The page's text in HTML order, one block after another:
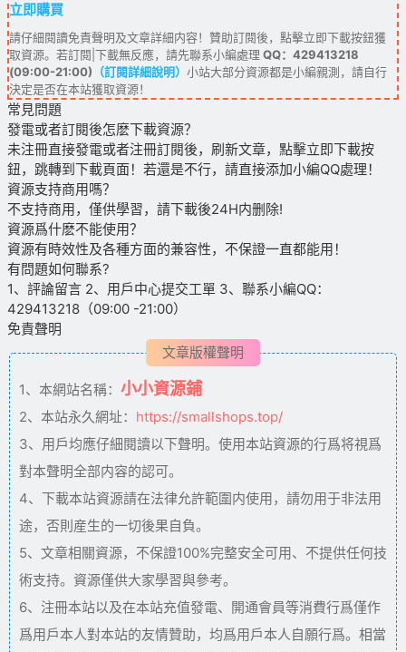
立即購買
請仔細閱讀免責聲明及文章詳細内容！贊助訂閱後，點擊立即下載按鈕獲
取資源。若訂閱|下載無反應，請先聯系小編處理 QQ：429413218
(09:00-21:00) （訂閱詳細說明） 小站大部分資源都是小編親測，請自行
決定是否在本站獲取資源！
常見問題
發電或者訂閱後怎麽下載資源？
未注冊直接發電或者注冊訂閱後，刷新文章，點擊立即下載按
鈕，跳轉到下載頁面！若還是不行，請直接添加小編QQ處理！
資源支持商用嗎？
不支持商用，僅供學習，請下載後24H内删除!
資源爲什麽不能使用？
資源有時效性及各種方面的兼容性，不保證一直都能用！
有問題如何聯系?
1、評論留言 2、用戶中心提交工單 3、聯系小編QQ：
429413218（09:00 -21:00）
免責聲明
文章版權聲明
1、本網站名稱： 小小資源鋪
2、本站永久網址： https://smallshops.top/
3、用戶均應仔細閱讀以下聲明。使用本站資源的行爲将視爲
對本聲明全部内容的認可。
4、下載本站資源請在法律允許範圍内使用，請勿用于非法用
途，否則産生的一切後果自負。
5、文章相關資源，不保證100%完整安全可用、不提供任何技
術支持。資源僅供大家學習與參考。
6、注冊本站以及在本站充值發電、開通會員等消費行爲僅作
爲用戶本人對本站的友情贊助，均爲用戶本人自願行爲。相當